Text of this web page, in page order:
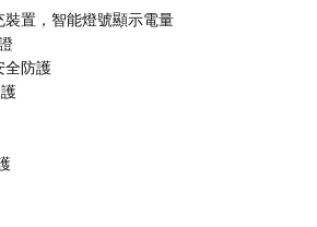
裝置，智能燈號顯示電量
全防護